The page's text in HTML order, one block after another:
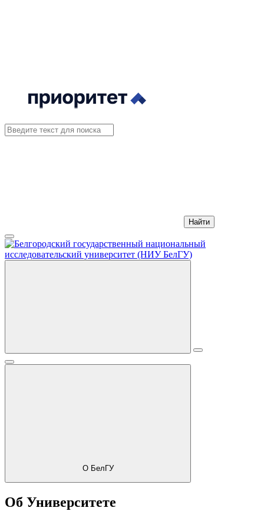
Найти
О БелГУ
Об Университете